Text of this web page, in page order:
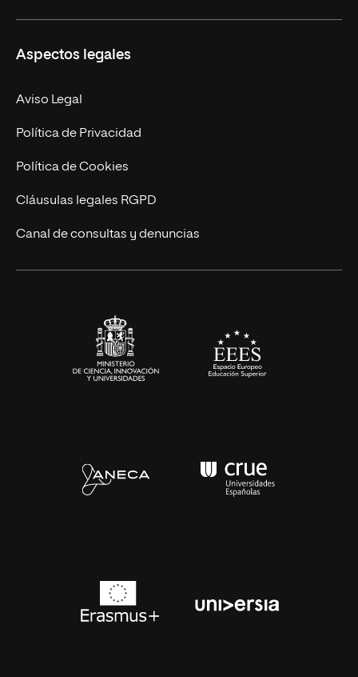
Empresa
MBA
Marketing y Comunicación
Ingeniería
Diseño
Ciencias de la Salud
Nuestro Equipo
Contacto
Aspectos legales
Aviso Legal
Política de Privacidad
Política de Cookies
Cláusulas legales RGPD
Canal de consultas y denuncias